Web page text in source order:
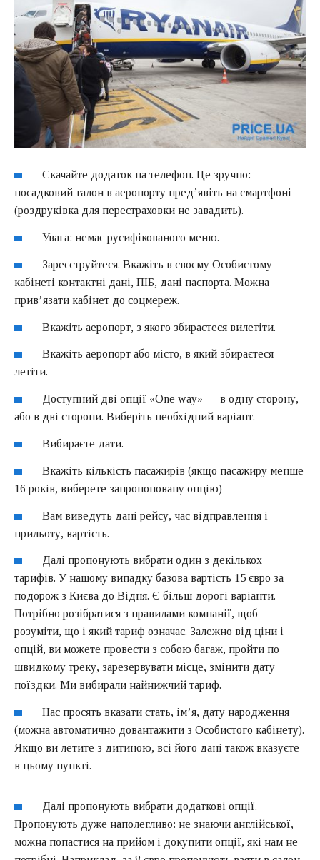
Скачайте додаток на телефон. Це зручно:
посадковий талон в аеропорту пред’явіть на смартфоні
(роздруківка для перестраховки не завадить).
Увага: немає русифікованого меню.
Зареєструйтеся. Вкажіть в своєму Особистому
кабінеті контактні дані, ПІБ, дані паспорта. Можна
прив’язати кабінет до соцмереж.
Вкажіть аеропорт, з якого збираєтеся вилетіти.
Вкажіть аеропорт або місто, в який збираєтеся
летіти.
Доступний дві опції «One way» — в одну сторону,
або в дві сторони. Виберіть необхідний варіант.
Вибираєте дати.
Вкажіть кількість пасажирів (якщо пасажиру менше
16 років, виберете запропоновану опцію)
Вам виведуть дані рейсу, час відправлення і
прильоту, вартість.
Далі пропонують вибрати один з декількох
тарифів. У нашому випадку базова вартість 15 євро за
подорож з Києва до Відня. Є більш дорогі варіанти.
Потрібно розібратися з правилами компанії, щоб
розуміти, що і який тариф означає. Залежно від ціни і
опцій, ви можете провести з собою багаж, пройти по
швидкому треку, зарезервувати місце, змінити дату
поїздки. Ми вибирали найнижчий тариф.
Нас просять вказати стать, ім’я, дату народження
(можна автоматично довантажити з Особистого кабінету).
Якщо ви летите з дитиною, всі його дані також вказуєте
в цьому пункті.
Далі пропонують вибрати додаткові опції.
Пропонують дуже наполегливо: не знаючи англійської,
можна попастися на прийом і докупити опції, які нам не